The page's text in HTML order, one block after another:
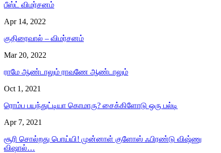
பீஸ்ட் விமர்சனம்
Apr 14, 2022
குதிரைவால் – விமர்சனம்
Mar 20, 2022
ராமே ஆண்டாலும் ராவணே ஆண்டாலும்
Oct 1, 2021
ரொம்ப பயந்துட்டியா கொமாரு? சைக்கிளோடு ஒரு பல்டி
Apr 7, 2021
சூரி சொல்றது பொய்யி! முன்னாள் குளோஸ் ஃபிரண்டு விஷ்ணு
விஷால்…